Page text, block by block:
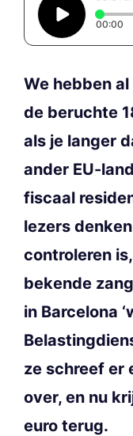
00:00
We hebben
de beruchte
als je langer
ander EU-
fiscaal
lezers
controleren
bekende
in Barcelona
ze schreef er
over, en nu
euro terug.